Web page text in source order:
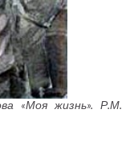
«Моя жизнь». Р.М.